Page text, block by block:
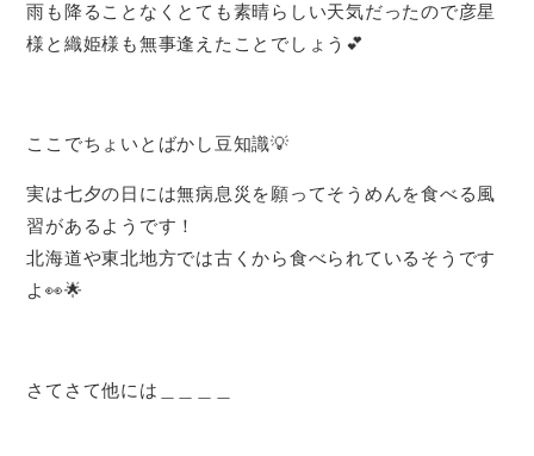
雨も降ることなくとても素晴らしい天気だったので彦星
様と織姫様も無事逢えたことでしょう💕
ここでちょいとばかし豆知識‪💡‬
実は七夕の日には無病息災を願ってそうめんを食べる風
習があるようです！
北海道や東北地方では古くから食べられているそうです
よ👀🌟
さてさて他には＿＿＿＿